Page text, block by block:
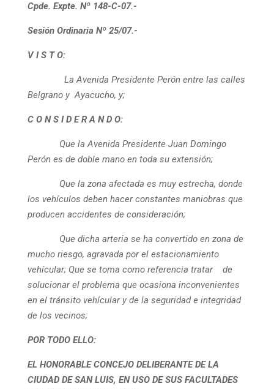
Cpde. Expte. Nº 148-C-07.-
Sesión Ordinaria Nº 25/07.-
V I S T O:
La Avenida Presidente Perón entre las calles
Belgrano y Ayacucho, y;
C O N S I D E R A N D O:
Que la Avenida Presidente Juan Domingo
Perón es de doble mano en toda su extensión;
Que la zona afectada es muy estrecha, donde
los vehículos deben hacer constantes maniobras que
producen accidentes de consideración;
Que dicha arteria se ha convertido en zona de
mucho riesgo, agravada por el estacionamiento
vehícular; Que se toma como referencia tratar de
solucionar el problema que ocasiona inconvenientes
en el tránsito vehícular y de la seguridad e integridad
de los vecinos;
POR TODO ELLO:
EL HONORABLE CONCEJO DELIBERANTE DE LA
CIUDAD DE SAN LUIS, EN USO DE SUS FACULTADES